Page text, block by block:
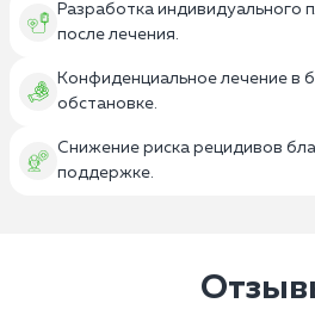
Разработка индивидуального
после лечения.
Конфиденциальное лечение в
обстановке.
Снижение риска рецидивов
поддержке.